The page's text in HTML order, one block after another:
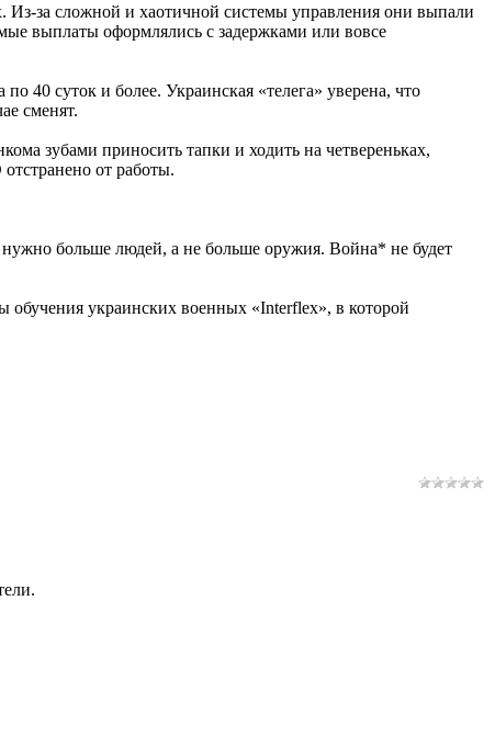
Из-за сложной и хаотичной системы управления они выпали
выплаты оформлялись с задержками или вовсе
40 суток и более. Украинская «телега» уверена, что
сменят.
зубами приносить тапки и ходить на четвереньках,
от работы.
больше людей, а не больше оружия. Война* не будет
украинских военных «Interflex», в которой